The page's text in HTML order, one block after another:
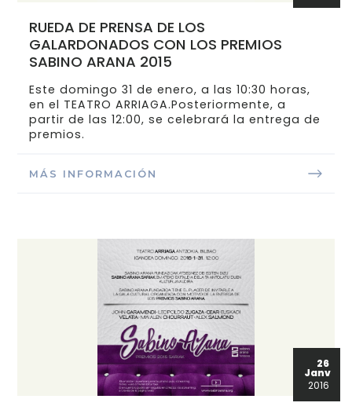
RUEDA DE PRENSA DE LOS
GALARDONADOS CON LOS PREMIOS
SABINO ARANA 2015
Este domingo 31 de enero, a las 10:30 horas,
en el TEATRO ARRIAGA.Posteriormente, a
partir de las 12:00, se celebrará la entrega de
premios.
MÁS INFORMACIÓN
26
Janv
2016